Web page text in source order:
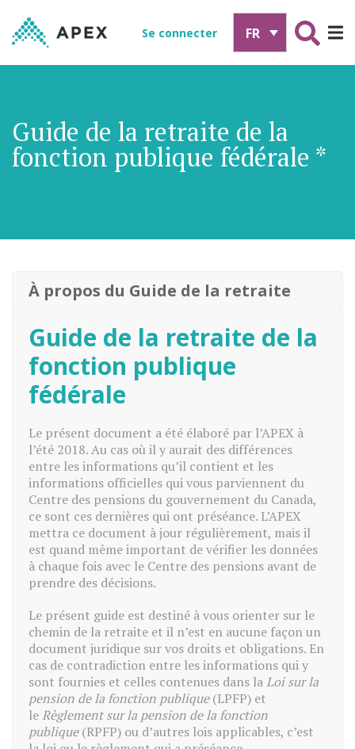
Se connecter FR
Guide de la retraite de la
fonction publique fédérale *
À propos du Guide de la retraite
Guide de la retraite de la
fonction publique
fédérale
Le présent document a été élaboré par l’APEX à
l’été 2018. Au cas où il y aurait des différences
entre les informations qu’il contient et les
informations officielles qui vous parviennent du
Centre des pensions du gouvernement du Canada,
ce sont ces dernières qui ont préséance. L’APEX
mettra ce document à jour régulièrement, mais il
est quand même important de vérifier les données
à chaque fois avec le Centre des pensions avant de
prendre des décisions.
Le présent guide est destiné à vous orienter sur le
chemin de la retraite et il n’est en aucune façon un
document juridique sur vos droits et obligations. En
cas de contradiction entre les informations qui y
sont fournies et celles contenues dans laLoi sur la
pension de la fonction publique(LPFP) et
leRèglement sur la pension de la fonction
publique(RPFP) ou d’autres lois applicables, c’est